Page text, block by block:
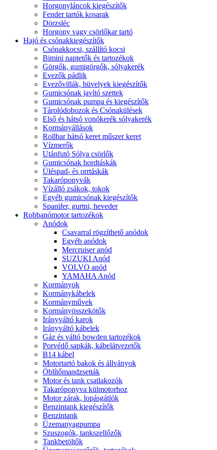
Horgonyláncok kiegészítők
Fender tartók kosarak
Dörzsléc
Horgony vagy csörlőkar tartó
Hajó és csónakkiegészítők
Csónakkocsi, szállító kocsi
Bimini naptetők és tartozékok
Görgők, gumigörgők, sólyakerék
Evezők pádlik
Evezővillák, hüvelyek kiegészítők
Gumicsónak javító szettek
Gumicsónak pumpa és kiegészítők
Tárolódobozok és Csónakülések
Első és hátsó vonókerék sólyakerék
Kormányállások
Rollbar hátsó keret műszer keret
Vízmerők
Utánfutó Sólya csörlők
Gumicsónak hordtáskák
Üléspad- és orrtáskák
Takaróponyvák
Vízálló zsákok, tokok
Egyéb gumicsónak kiegészítők
Spanifer, gurtni, heveder
Robbanómotor tartozékok
Anódok
Csavarral rögzíthető anódok
Egyéb anódok
Mercruiser anód
SUZUKI Anód
VOLVO anód
YAMAHA Anód
Kormányok
Kormánykábelek
Kormányművek
Kormányösszekötők
Irányváltó karok
Irányváltó kábelek
Gáz és váltó bowden tartozékok
Porvédő sapkák, kábelátvezetők
B14 kábel
Motortartó bakok és állványok
Öblítőmandzsetták
Motor és tank csatlakozók
Takaróponyva külmotorhoz
Motor zárak, lopásgátlók
Benzintank kiegészítők
Benzintank
Üzemanyagpumpa
Szuszogók, tankszellőzők
Tankbetöltők